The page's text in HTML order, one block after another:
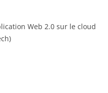
Web 2.0 sur le cloud